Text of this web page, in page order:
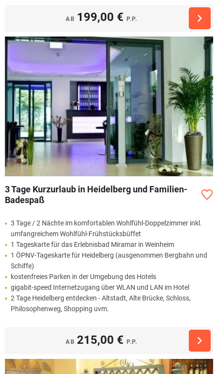
AB 199,00 € P.P.
3 Tage Kurzurlaub in Heidelberg und Familien-
Badespaß
3 Tage / 2 Nächte im komfortablen Wohlfühl-Doppelzimmer inkl.
umfangreichem Wohlfühl-Frühstücksbüffet
1 Tageskarte für das Erlebnisbad Miramar in Weinheim
1 ÖPNV-Tageskarte für Heidelberg (ausgenommen Bergbahn und
Schiffe)
kostenfreies Parken in der Umgebung des Hotels
gigabit-speed Internetzugang über WLAN und LAN im Hotel
2 Tage Heidelberg entdecken - Altstadt, Alte Brücke, Schloss,
Philosophenweg, Shopping uvm.
AB 215,00 € P.P.